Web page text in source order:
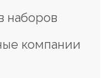
наборов
компании